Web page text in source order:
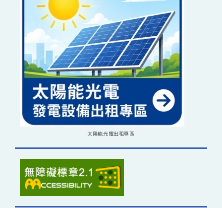
太陽能光電出租專區